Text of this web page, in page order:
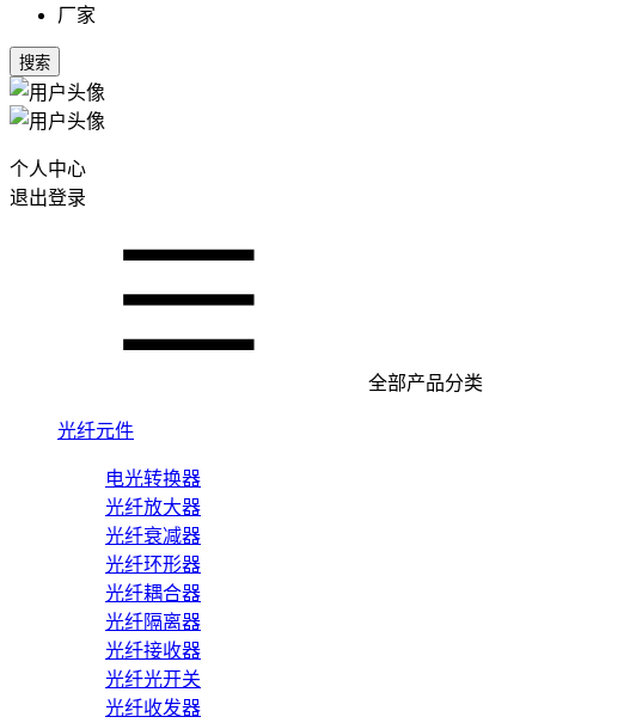
厂家
搜索
个人中心
退出登录
全部产品分类
光纤元件
电光转换器
光纤放大器
光纤衰减器
光纤环形器
光纤耦合器
光纤隔离器
光纤接收器
光纤光开关
光纤收发器